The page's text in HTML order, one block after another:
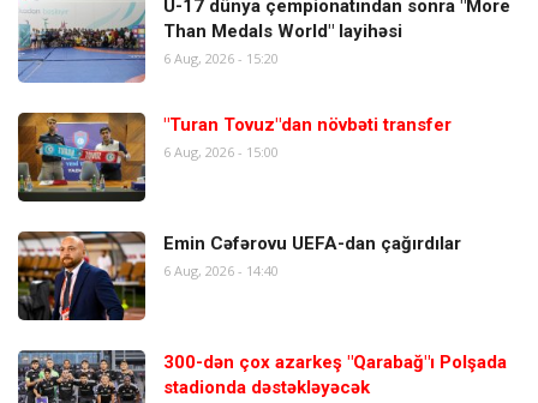
U-17 dünya çempionatından sonra "More
Than Medals World" layihəsi
6 Aug, 2026 - 15:20
"Turan Tovuz"dan növbəti transfer
6 Aug, 2026 - 15:00
Emin Cəfərovu UEFA-dan çağırdılar
6 Aug, 2026 - 14:40
300-dən çox azarkeş "Qarabağ"ı Polşada
stadionda dəstəkləyəcək